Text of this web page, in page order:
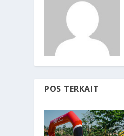
POS TERKAIT